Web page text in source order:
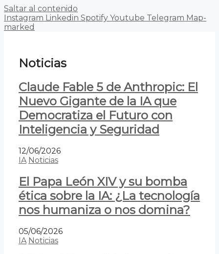
Saltar al contenido
Instagram Linkedin Spotify Youtube Telegram Map-
marked
Noticias
Claude Fable 5 de Anthropic: El
Nuevo Gigante de la IA que
Democratiza el Futuro con
Inteligencia y Seguridad
12/06/2026
IA Noticias
El Papa León XIV y su bomba
ética sobre la IA: ¿La tecnología
nos humaniza o nos domina?
05/06/2026
IA Noticias